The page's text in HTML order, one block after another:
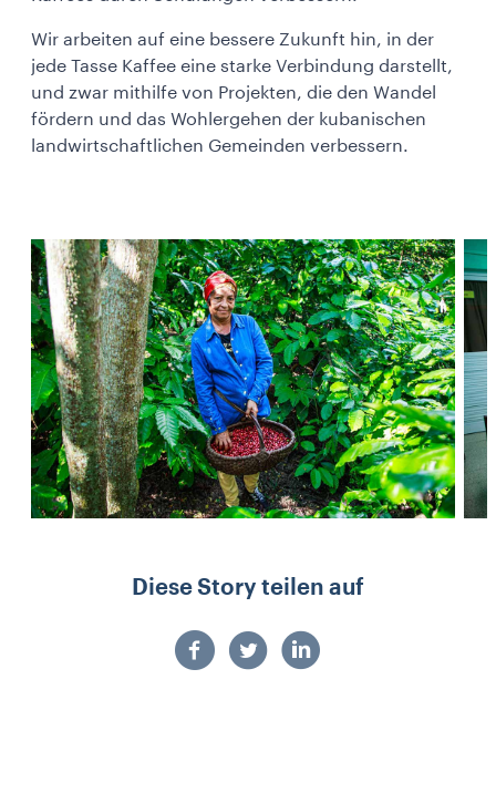
Wir arbeiten auf eine bessere Zukunft hin, in der
jede Tasse Kaffee eine starke Verbindung darstellt,
und zwar mithilfe von Projekten, die den Wandel
fördern und das Wohlergehen der kubanischen
landwirtschaftlichen Gemeinden verbessern.
Diese Story teilen auf